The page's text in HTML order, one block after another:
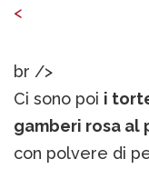
<
br />
Ci sono poi i
gamberi rosa al
con polvere di